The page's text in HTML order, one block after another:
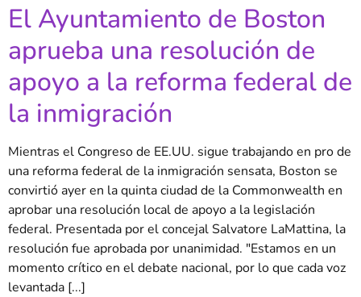
El Ayuntamiento de Boston
aprueba una resolución de
apoyo a la reforma federal de
la inmigración
Mientras el Congreso de EE.UU. sigue trabajando en pro de
una reforma federal de la inmigración sensata, Boston se
convirtió ayer en la quinta ciudad de la Commonwealth en
aprobar una resolución local de apoyo a la legislación
federal. Presentada por el concejal Salvatore LaMattina, la
resolución fue aprobada por unanimidad. "Estamos en un
momento crítico en el debate nacional, por lo que cada voz
levantada [...]